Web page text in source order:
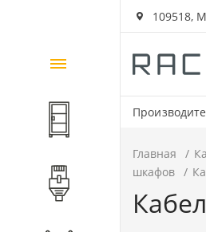
109518,
Каталог
товаров
Шкафы и стойки
Компоненты СКС
Главная
шкафов